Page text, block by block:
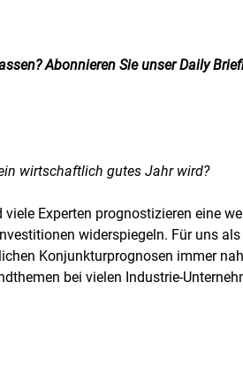
Abonnieren Sie unser Daily
wirtschaftlich gutes Jahr wird?
Experten prognostizieren eine
widerspiegeln. Für uns
Konjunkturprognosen immer
bei vielen Industrie-